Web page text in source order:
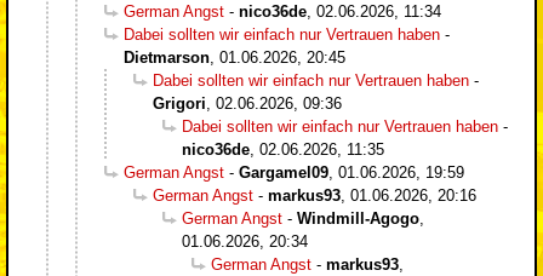
German Angst - nico36de, 02.06.2026, 11:34
Dabei sollten wir einfach nur Vertrauen haben -
Dietmarson, 01.06.2026, 20:45
Dabei sollten wir einfach nur Vertrauen haben -
Grigori, 02.06.2026, 09:36
Dabei sollten wir einfach nur Vertrauen haben -
nico36de, 02.06.2026, 11:35
German Angst - Gargamel09, 01.06.2026, 19:59
German Angst - markus93, 01.06.2026, 20:16
German Angst - Windmill-Agogo,
01.06.2026, 20:34
German Angst - markus93,